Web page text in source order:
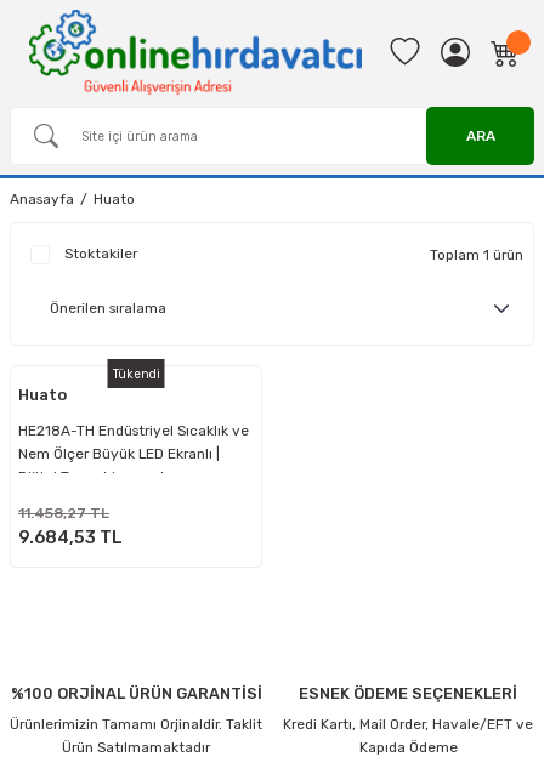
ARA
Anasayfa Huato
Stoktakiler Toplam 1 ürün
Tükendi
Huato
HE218A-TH Endüstriyel Sıcaklık ve
Nem Ölçer Büyük LED Ekranlı |
Dijital Termohigrometre
11.458,27 TL
9.684,53 TL
%100 ORJİNAL ÜRÜN GARANTİSİ
Ürünlerimizin Tamamı Orjinaldir. Taklit
Ürün Satılmamaktadır
ESNEK ÖDEME SEÇENEKLERİ
Kredi Kartı, Mail Order, Havale/EFT ve
Kapıda Ödeme